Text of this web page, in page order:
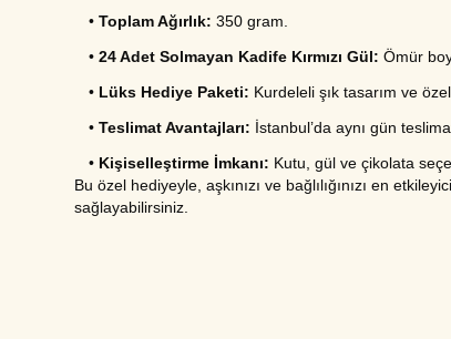
• Toplam Ağırlık: 350 gram.
• 24 Adet Solmayan Kadife Kırmızı Gül: Ömür
• Lüks Hediye Paketi: Kurdeleli şık tasarım ve
• Teslimat Avantajları: İstanbul’da aynı gün
• Kişiselleştirme İmkanı: Kutu, gül ve çikolata
Bu özel hediyeyle, aşkınızı ve bağlılığınızı en
sağlayabilirsiniz.